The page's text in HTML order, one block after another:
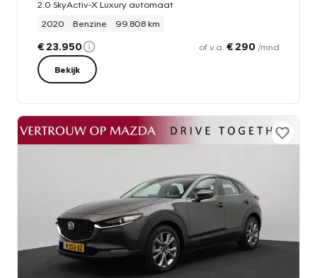
2.0 SkyActiv-X Luxury automaat
2020
Benzine 99.808 km
€ 23.950 of v.a. € 290 /mnd
Bekijk